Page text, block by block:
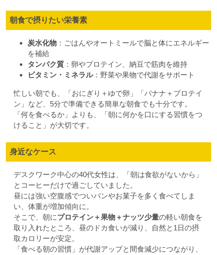
朝食で摂りたい栄養素
炭水化物 ：ごはんやオートミールで脳と体にエネルギー
を補給
タンパク質 ：卵やプロテイン、納豆で筋肉を維持
ビタミン・ミネラル：野菜や果物で代謝をサポート
忙しい朝でも、「おにぎり＋ゆで卵」「バナナ＋プロテイ
ン」など、5分で準備できる簡単な朝食でも十分です。
「何を食べるか」よりも、「朝に何かを口にする習慣をつ
けること」が大切です。
身近なケース
デスクワーク中心の40代女性は、「朝は食欲がないから」
とコーヒーだけで過ごしていました。
昼には強い空腹感でついパンやお菓子を多く食べてしま
い、体重が増加傾向に。
そこで、朝にプロテイン＋果物＋ナッツ少量の軽い朝食を
取り入れたところ、昼のドカ食いが減り、自然と1日の摂
取カロリーが安定。
「食べる朝の習慣」が代謝アップと間食減少につながり、